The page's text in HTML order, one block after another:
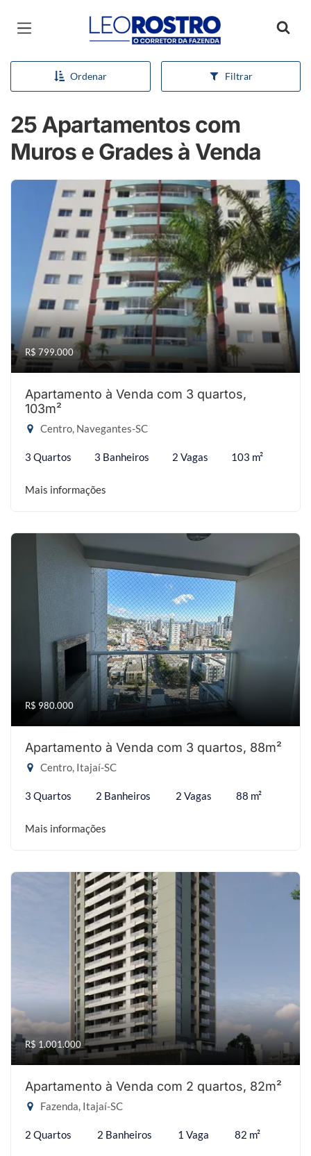
Página inicial
Ordenar Filtrar
25 Apartamentos com
Muros e Grades à Venda
R$ 799.000
Apartamento à Venda com 3 quartos,
103m²
Centro, Navegantes-SC
3 Quartos 3 Banheiros 2 Vagas 103 m²
Mais informações
R$ 980.000
Apartamento à Venda com 3 quartos, 88m²
Centro, Itajaí-SC
3 Quartos 2 Banheiros 2 Vagas 88 m²
Mais informações
R$ 1.001.000
Apartamento à Venda com 2 quartos, 82m²
Fazenda, Itajaí-SC
2 Quartos 2 Banheiros 1 Vaga 82 m²